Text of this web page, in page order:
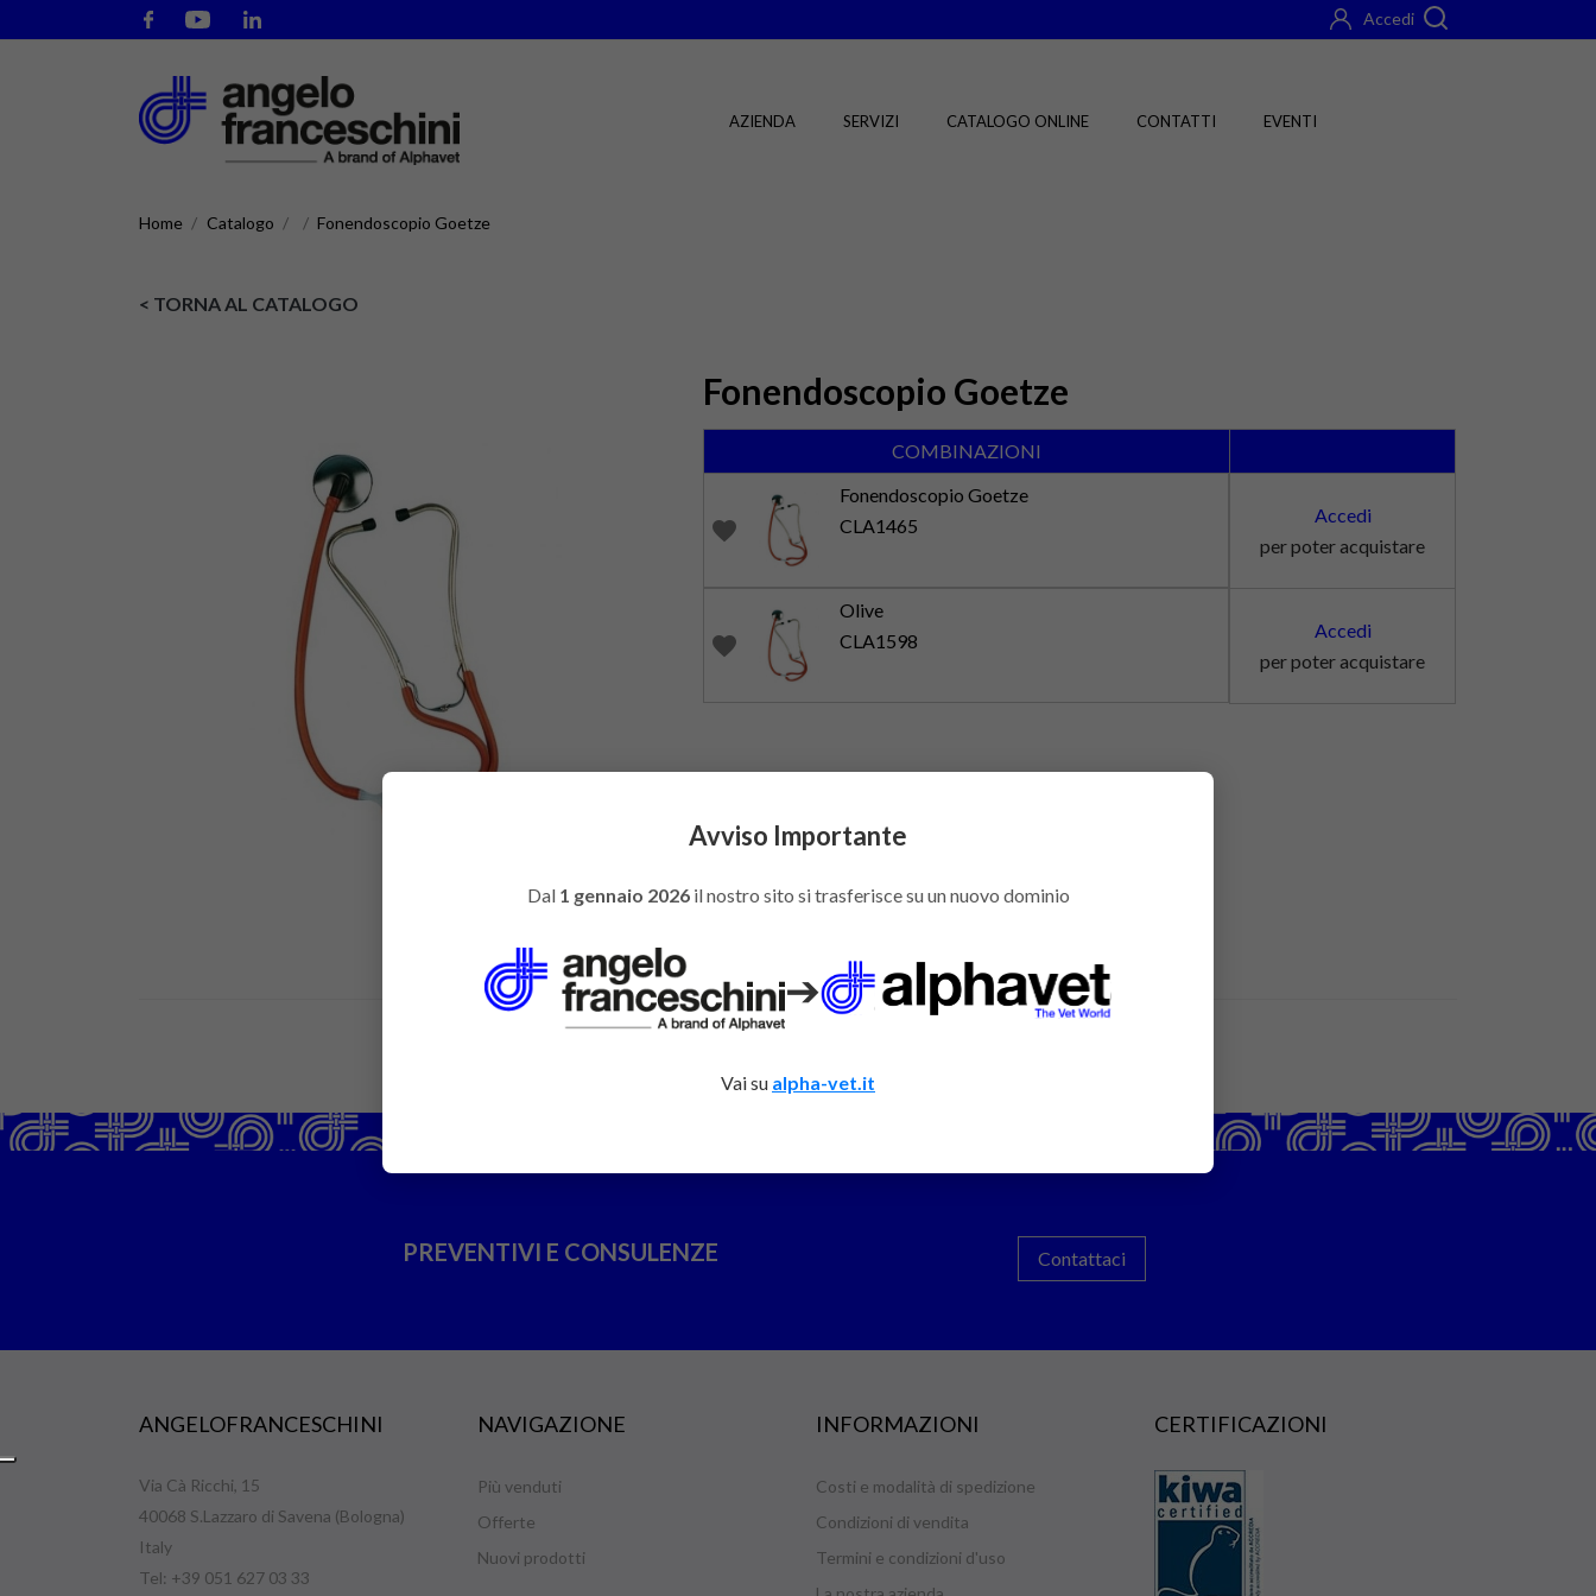
Accedi
AZIENDA SERVIZI CATALOGO ONLINE CONTATTI EVENTI
Home Catalogo Fonendoscopio Goetze
< TORNA AL CATALOGO
Fonendoscopio Goetze
COMBINAZIONI
favorite
Fonendoscopio Goetze
CLA1465
Accedi
per poter acquistare
favorite
Olive
CLA1598
Accedi
per poter acquistare
PREVENTIVI E CONSULENZE Contattaci
ANGELOFRANCESCHINI
Via Cà Ricchi, 15
40068 S.Lazzaro di Savena (Bologna)
Italy
Tel: +39 051 627 03 33
NAVIGAZIONE
Più venduti
Offerte
Nuovi prodotti
INFORMAZIONI
Costi e modalità di spedizione
Condizioni di vendita
Termini e condizioni d'uso
CERTIFICAZIONI
Avviso Importante
Dal 1 gennaio 2026il nostro sito si trasferisce su un nuovo dominio
➔
Vai su alpha-vet.it